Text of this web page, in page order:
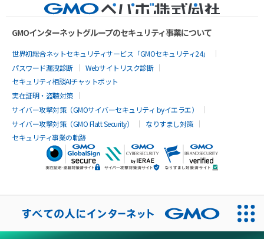
GMOインターネットグループのセキュリティ事業について
世界初総合ネットセキュリティサービス「GMOセキュリティ24」
パスワード漏洩診断
Webサイトリスク診断
セキュリティ相談AIチャットボット
実在証明・盗聴対策
サイバー攻撃対策（GMOサイバーセキュリティ byイエラエ）
サイバー攻撃対策（GMO Flatt Security）
なりすまし対策
セキュリティ事業の軌跡